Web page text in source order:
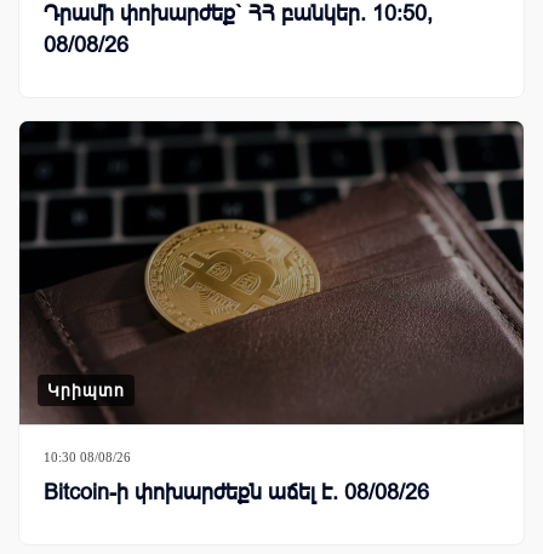
Դրամի փոխարժեք` ՀՀ բանկեր. 10:50,
08/08/26
Կրիպտո
10:30 08/08/26
Bitcoin-ի փոխարժեքն աճել է. 08/08/26